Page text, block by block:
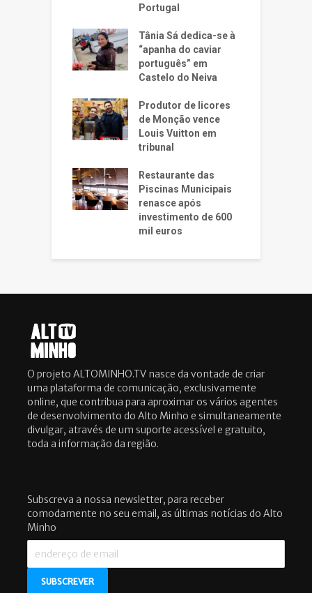
Portugal
Tânia Sá dedica-se à
“apanha do caviar
português” em
Castelo do Neiva
Produtor de licores
de Monção vence
Louis Vuitton em
tribunal
Restaurante das
Piscinas Municipais
renasce após
investimento de 600
mil euros
O projeto ALTOMINHO.TV nasce da vontade de criar
uma plataforma de comunicação, exclusivamente
online, que contribua para aproximar os vários agentes
de desenvolvimento do Alto Minho e simultaneamente
divulgar, através de um suporte acessível e gratuito,
toda a informação da região.
Subscreva a nossa newsletter, para receber
comodamente no seu email, as últimas notícias do Alto
Minho